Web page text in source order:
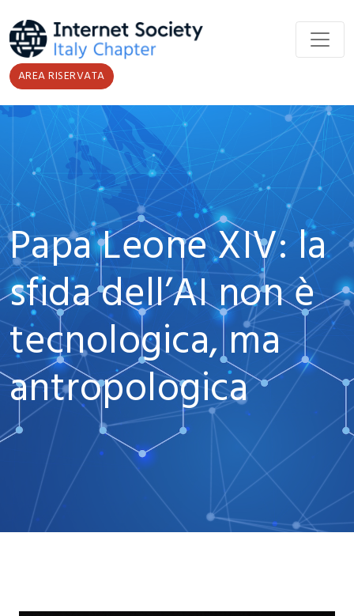
AREA RISERVATA
Papa Leone XIV: la
sfida dell’AI non è
tecnologica, ma
antropologica